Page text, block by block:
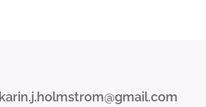
karin.j.holmstrom@gmail.com